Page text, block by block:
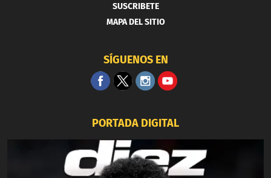
SUSCRIBETE
MAPA DEL SITIO
SÍGUENOS EN
PORTADA DIGITAL